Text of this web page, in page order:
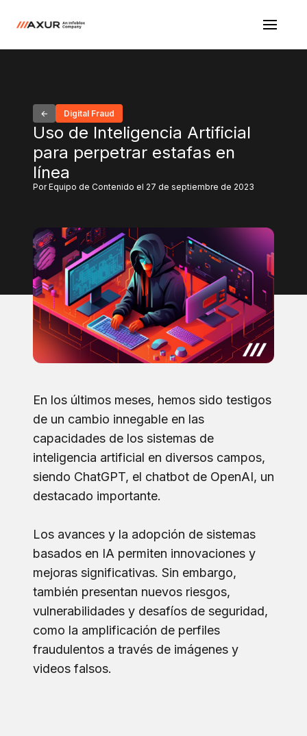
Digital Fraud
Uso de Inteligencia Artificial
para perpetrar estafas en
línea
Por Equipo de Contenido el 27 de septiembre de 2023
En los últimos meses, hemos sido testigos
de un cambio innegable en las
capacidades de los sistemas de
inteligencia artificial en diversos campos,
siendo ChatGPT, el chatbot de OpenAI, un
destacado importante.
Los avances y la adopción de sistemas
basados en IA permiten innovaciones y
mejoras significativas. Sin embargo,
también presentan nuevos riesgos,
vulnerabilidades y desafíos de seguridad,
como la amplificación de perfiles
fraudulentos a través de imágenes y
videos falsos.